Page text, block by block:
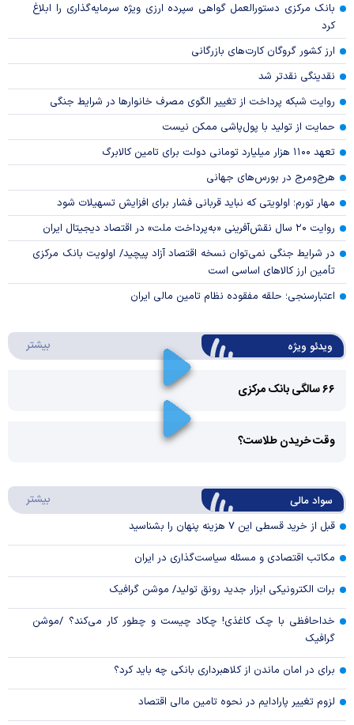
بانک مرکزی دستورالعمل گواهی سپرده ارزی ویژه سرمایه‌گذاری را ابلاغ
کرد
ارز کشور گروگان کارت‌های بازرگانی
نقدینگی نقدتر شد
روایت شبکه پرداخت از تغییر الگوی مصرف خانوار‌ها در شرایط جنگی
حمایت از تولید با پول‌پاشی ممکن نیست
تعهد ۱۱۰۰ هزار میلیارد تومانی دولت برای تامین کالابرگ
هرج‌ومرج در بورس‌های جهانی
مهار تورم؛ اولویتی که نباید قربانی فشار برای افزایش تسهیلات شود
روایت ۲۰ سال نقش‌آفرینی «به‌پرداخت ملت» در اقتصاد دیجیتال ایران
در شرایط جنگی نمی‌توان نسخه اقتصاد آزاد پیچید/ اولویت بانک مرکزی
تأمین ارز کالا‌های اساسی است
اعتبارسنجی؛ حلقه مفقوده نظام تامین مالی ایران
ویدئو ویژه بیشتر
۶۶ سالگی بانک مرکزی
Video
وقت خریدن طلاست؟
سواد مالی بیشتر
قبل از خرید قسطی این ۷ هزینه پنهان را بشناسید
مکاتب اقتصادی و مسئله سیاست‌گذاری در ایران
برات الکترونیکی ابزار جدید رونق تولید/ موشن گرافیک
خداحافظی با چک کاغذی! چکاد چیست و چطور کار می‌کند؟ /موشن
گرافیک
برای در امان ماندن از کلاهبرداری بانکی چه باید کرد؟
لزوم تغییر پارادایم در نحوه تامین مالی اقتصاد